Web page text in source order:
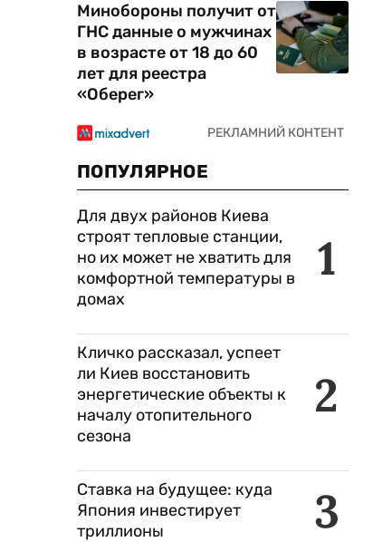
Минобороны получит от
ГНС данные о мужчинах
в возрасте от 18 до 60
лет для реестра
«Оберег»
ПОПУЛЯРНОЕ
1
Для двух районов Киева
строят тепловые станции,
но их может не хватить для
комфортной температуры в
домах
2
Кличко рассказал, успеет
ли Киев восстановить
энергетические объекты к
началу отопительного
сезона
3
Ставка на будущее: куда
Япония инвестирует
триллионы